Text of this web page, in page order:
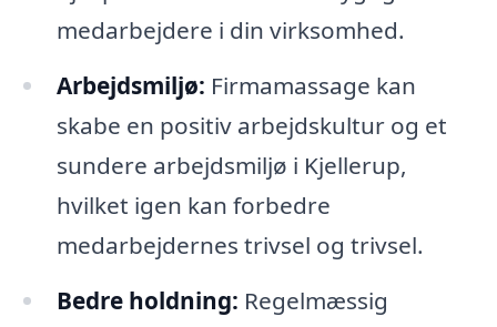
medarbejdere i din virksomhed.
Arbejdsmiljø: Firmamassage kan
skabe en positiv arbejdskultur og et
sundere arbejdsmiljø i Kjellerup,
hvilket igen kan forbedre
medarbejdernes trivsel og trivsel.
Bedre holdning: Regelmæssig